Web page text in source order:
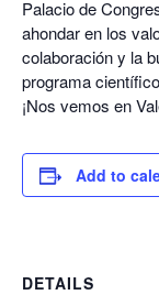
Palacio de
ahondar en los
colaboración y la
programa
¡Nos vemos en
Add to
DETAILS